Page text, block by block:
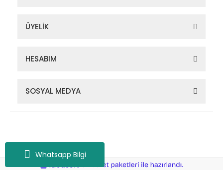
Whatsapp Bilgi
ÜYELİK
HESABIM
SOSYAL MEDYA
e-